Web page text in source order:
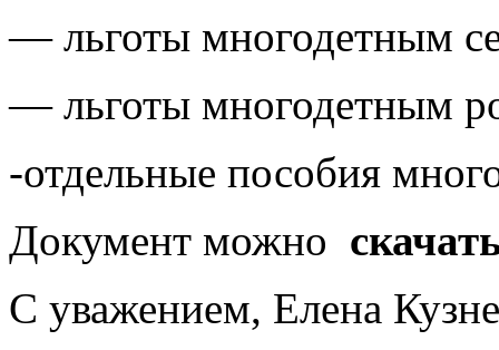
— льготы многодетным
— льготы многодетным
-отдельные пособия
Документ можно
С уважением, Елена